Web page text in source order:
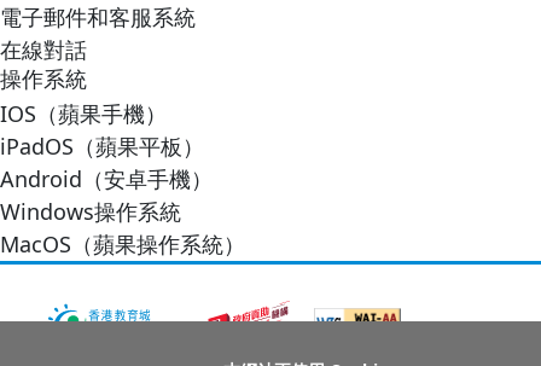
電子郵件和客服系統
在線對話
操作系統
IOS（蘋果手機）
iPadOS（蘋果平板）
Android（安卓手機）
Windows操作系統
MacOS（蘋果操作系統）